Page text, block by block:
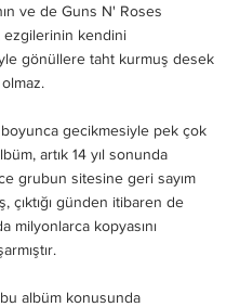
ve de Guns N' Roses
ezgilerinin kendini
gönüllere taht kurmuş desek
boyunca gecikmesiyle pek çok
artık 14 yıl sonunda
grubun sitesine geri sayım
çıktığı günden itibaren de
milyonlarca kopyasını
albüm konusunda